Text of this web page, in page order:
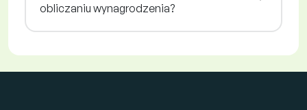
obliczaniu wynagrodzenia?